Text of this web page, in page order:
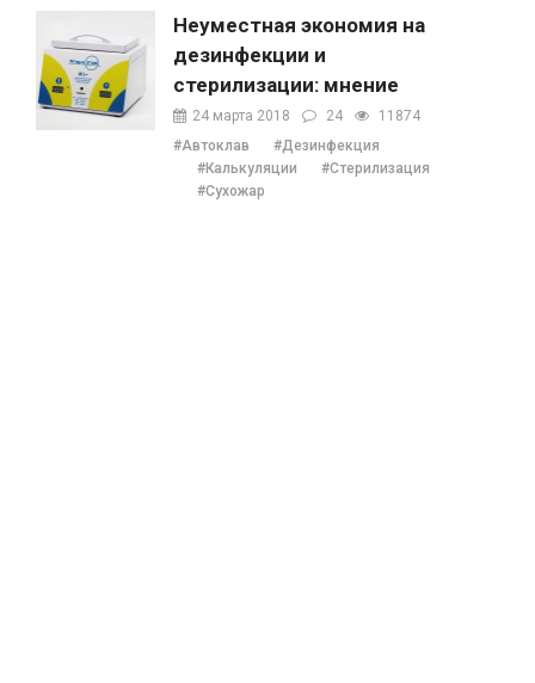
Неуместная экономия на
дезинфекции и
стерилизации: мнение
Наталии Ушецкой
24 марта 2018 24
11874
#Автоклав
#Дезинфекция
#Калькуляции
#Стерилизация
#Сухожар